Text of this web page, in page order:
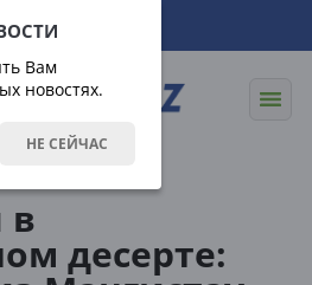
Вам
новостях.
НЕ СЕЙЧАС
в
десерте: